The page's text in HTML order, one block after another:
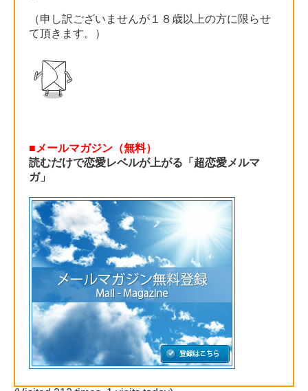
（申し訳ございませんが１８歳以上の方に限らせ
て頂きます。）
■メールマガジン（無料）
読むだけで恋愛レベルが上がる「超恋愛メルマ
ガ」